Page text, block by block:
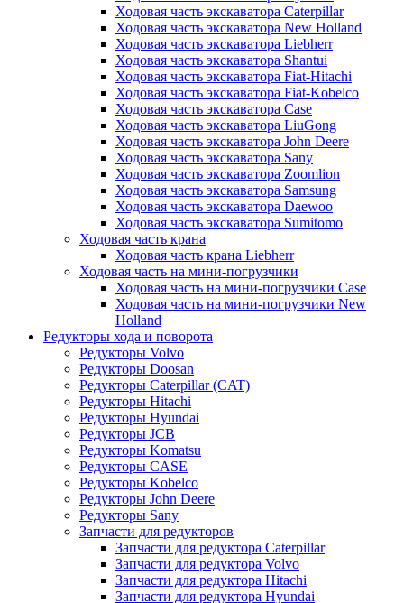
Ходовая часть экскаватора Caterpillar
Ходовая часть экскаватора New Holland
Ходовая часть экскаватора Liebherr
Ходовая часть экскаватора Shantui
Ходовая часть экскаватора Fiat-Hitachi
Ходовая часть экскаватора Fiat-Kobelco
Ходовая часть экскаватора Case
Ходовая часть экскаватора LiuGong
Ходовая часть экскаватора John Deere
Ходовая часть экскаватора Sany
Ходовая часть экскаватора Zoomlion
Ходовая часть экскаватора Samsung
Ходовая часть экскаватора Daewoo
Ходовая часть экскаватора Sumitomo
Ходовая часть крана
Ходовая часть крана Liebherr
Ходовая часть на мини-погрузчики
Ходовая часть на мини-погрузчики Case
Ходовая часть на мини-погрузчики New
Holland
Редукторы хода и поворота
Редукторы Volvo
Редукторы Doosan
Редукторы Caterpillar (CAT)
Редукторы Hitachi
Редукторы Hyundai
Редукторы JCB
Редукторы Komatsu
Редукторы CASE
Редукторы Kobelco
Редукторы John Deere
Редукторы Sany
Запчасти для редукторов
Запчасти для редуктора Caterpillar
Запчасти для редуктора Volvo
Запчасти для редуктора Hitachi
Запчасти для редуктора Hyundai